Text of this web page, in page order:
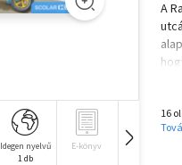
Idegen nyelvű
1 db
E-könyv Hangoskönyv
A
16